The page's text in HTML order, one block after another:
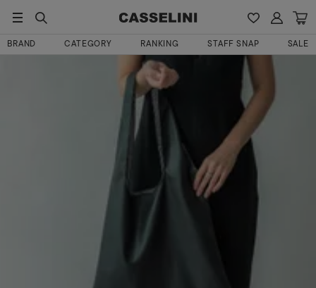
BRAND CATEGORY RANKING STAFF SNAP SALE